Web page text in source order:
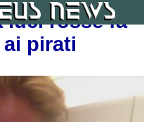
luci rosse fa
pirati